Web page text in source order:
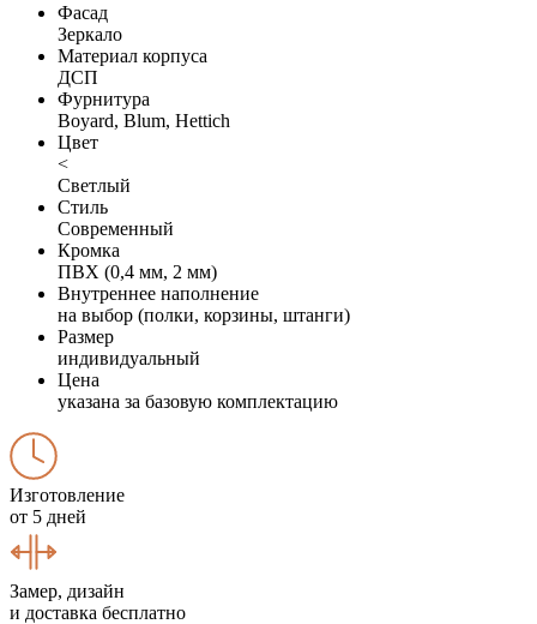
Фасад
Зеркало
Материал корпуса
ДСП
Фурнитура
Boyard, Blum, Hettich
Цвет
<
Светлый
Стиль
Современный
Кромка
ПВХ (0,4 мм, 2 мм)
Внутреннее наполнение
на выбор (полки, корзины, штанги)
Размер
индивидуальный
Цена
указана за базовую комплектацию
Изготовление
от 5 дней
Замер, дизайн
и доставка бесплатно